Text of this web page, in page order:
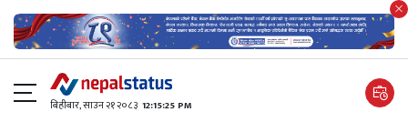
बिहीबार, साउन २१ २०८३ 12:15:25 PM